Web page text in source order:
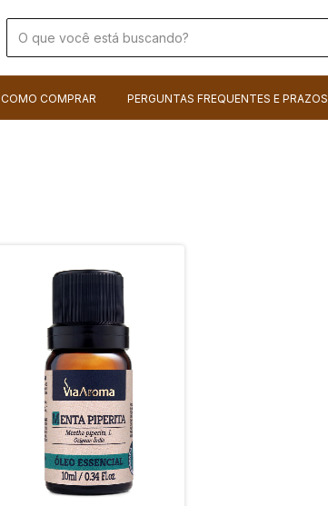
COMO COMPRAR PERGUNTAS FREQUENTES E PRAZOS